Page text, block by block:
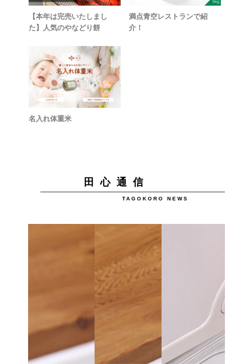
【本年は完売いたしまし
た】人気のやなどり餅
満点青空レストランで紹
介！
名入れ体重米
田 心 通 信
TAGOKORO NEWS